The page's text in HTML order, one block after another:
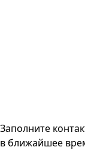
Заполните
в ближайшее